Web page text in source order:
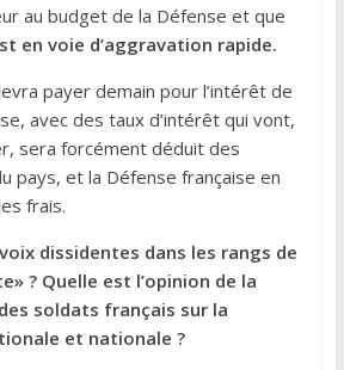
au budget de la Défense et que
en voie d’aggravation rapide.
payer demain pour l’intérêt de
avec des taux d’intérêt qui vont,
sera forcément déduit des
pays, et la Défense française en
frais.
dissidentes dans les rangs de
? Quelle est l’opinion de la
soldats français sur la
et nationale ?